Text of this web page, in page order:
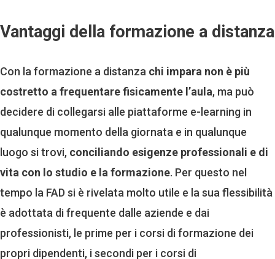
Vantaggi della formazione a distanza
Con la formazione a distanza chi impara non è più
costretto a frequentare fisicamente l’aula, ma può
decidere di collegarsi alle piattaforme e-learning in
qualunque momento della giornata e in qualunque
luogo si trovi, conciliando esigenze professionali e di
vita con lo studio e la formazione. Per questo nel
tempo la FAD si è rivelata molto utile e la sua flessibilità
è adottata di frequente dalle aziende e dai
professionisti, le prime per i corsi di formazione dei
propri dipendenti, i secondi per i corsi di